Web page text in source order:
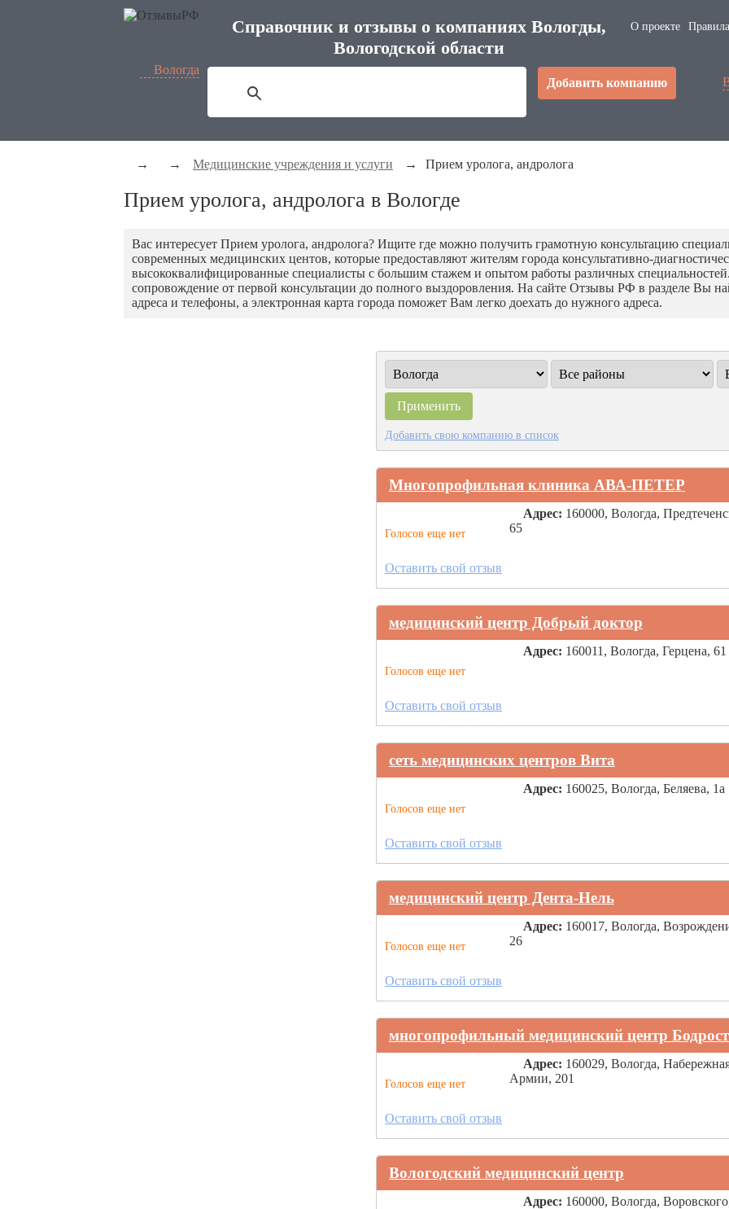
Справочник и отзывы о компаниях Вологды,
Вологодской области
О проекте
Вологда
Добавить компанию
→ → Медицинские учреждения и услуги → Прием уролога, андролога
Прием уролога, андролога в Вологде
Вас интересует Прием уролога, андролога? Ищите где можно получить грамотную консультацию
современных медицинских центов, которые предоставляют жителям города консультативно-
высококвалифицированные специалисты с большим стажем и опытом работы различных
сопровождение от первой консультации до полного выздоровления. На сайте Отзывы РФ в разделе Вы
адреса и телефоны, а электронная карта города поможет Вам легко доехать до нужного адреса.
Добавить свою компанию в список
Многопрофильная клиника АВА-ПЕТЕР
Голосов еще нет
Адрес: 160000, Вологда,
65
Оставить свой отзыв
медицинский центр Добрый доктор
Голосов еще нет
Адрес: 160011, Вологда, Герцена, 61
Оставить свой отзыв
сеть медицинских центров Вита
Голосов еще нет
Адрес: 160025, Вологда, Беляева, 1а
Оставить свой отзыв
медицинский центр Дента-Нель
Голосов еще нет
Адрес: 160017, Вологда,
26
Оставить свой отзыв
многопрофильный медицинский центр
Голосов еще нет
Адрес: 160029, Вологда,
Армии, 201
Оставить свой отзыв
Вологодский медицинский центр
Адрес: 160000, Вологда,